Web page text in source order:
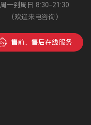
周一到周日 8:30-21:30
（欢迎来电咨询）
售前、售后在线服务